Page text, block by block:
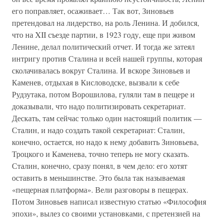
его поправляет, осаживает… Так вот, Зиновьев
претендовал на лидерство, на роль Ленина. И добился,
что на XII съезде партии, в 1923 году, еще при живом
Ленине, делал политический отчет. И тогда же затеял
интригу против Сталина и всей нашей группы, которая
сколачивалась вокруг Сталина. И вскоре Зиновьев и
Каменев, отдыхая в Кисловодске, вызвали к себе
Рудзутака, потом Ворошилова, гуляли там в пещере и
доказывали, что надо политизировать секретариат.
Дескать, там сейчас только один настоящий политик —
Сталин, и надо создать такой секретариат: Сталин,
конечно, остается, но надо к нему добавить Зиновьева,
Троцкого и Каменева, точно теперь не могу сказать.
Сталин, конечно, сразу понял, в чем дело: его хотят
оставить в меньшинстве. Это была так называемая
«пещерная платформа». Вели разговоры в пещерах.
Потом Зиновьев написал известную статью «Философия
эпохи», вылез со своими установками, с претензией на